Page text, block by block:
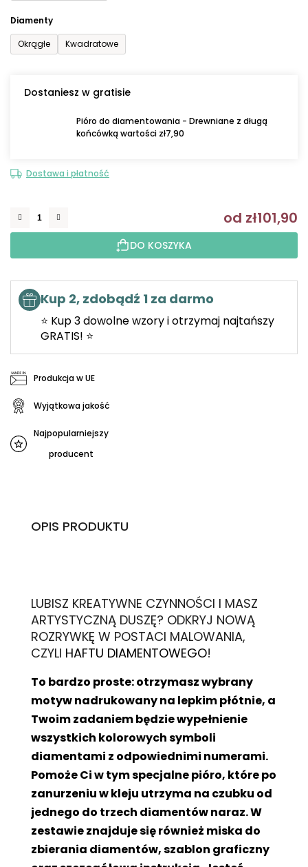
Diamenty
Okrągłe
Kwadratowe
Dostaniesz w gratisie
Pióro do diamentowania - Drewniane z długą
końcówką wartości zł7,90
Dostawa i płatność
od zł101,90
DO KOSZYKA
Kup 2, zdobądź 1 za darmo
⭐ Kup 3 dowolne wzory i otrzymaj najtańszy
GRATIS! ⭐
Produkcja w UE
Wyjątkowa jakość
Najpopularniejszy
producent
OPIS PRODUKTU
LUBISZ KREATYWNE CZYNNOŚCI I MASZ
ARTYSTYCZNĄ DUSZĘ? ODKRYJ NOWĄ
ROZRYWKĘ W POSTACI MALOWANIA,
CZYLI HAFTU DIAMENTOWEGO!
To bardzo proste: otrzymasz wybrany
motyw nadrukowany na lepkim płótnie, a
Twoim zadaniem będzie wypełnienie
wszystkich kolorowych symboli
diamentami z odpowiednimi numerami.
Pomoże Ci w tym specjalne pióro, które po
zanurzeniu w kleju utrzyma na czubku od
jednego do trzech diamentów naraz. W
zestawie znajduje się również miska do
zbierania diamentów, szablon graficzny